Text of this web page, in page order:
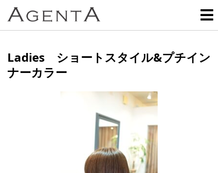
Ladies ショートスタイル&プチイン
ナーカラー